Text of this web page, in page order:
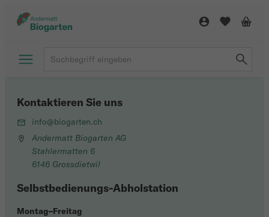
Kontaktieren Sie uns
info@biogarten.ch
Andermatt Biogarten AG
Stahlermatten 6
6146 Grossdietwil
Selbstbedienungs-Abholstation
Montag–Freitag